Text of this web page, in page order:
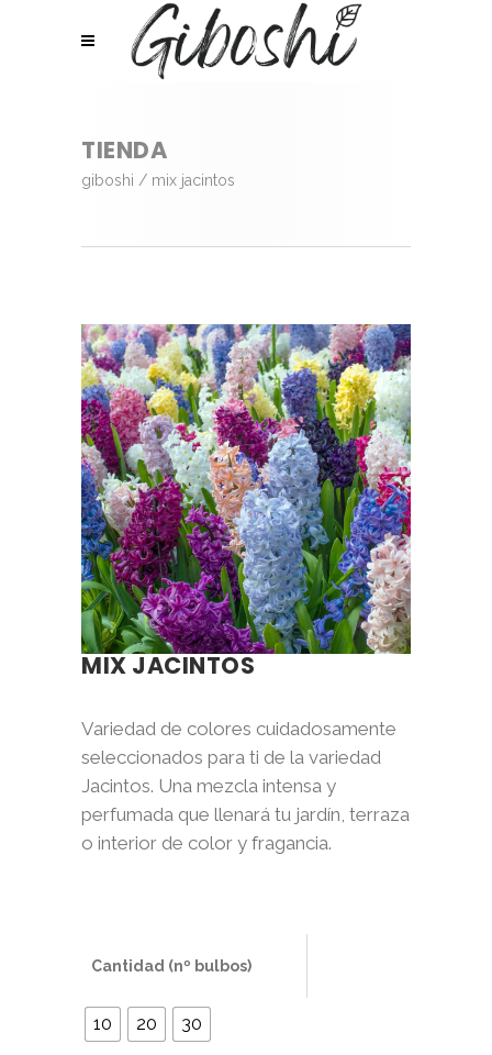
TIENDA
giboshi / mix jacintos
MIX JACINTOS
Variedad de colores cuidadosamente
seleccionados para ti de la variedad
Jacintos. Una mezcla intensa y
perfumada que llenará tu jardín, terraza
o interior de color y fragancia.
Cantidad (nº bulbos)
10 20 30